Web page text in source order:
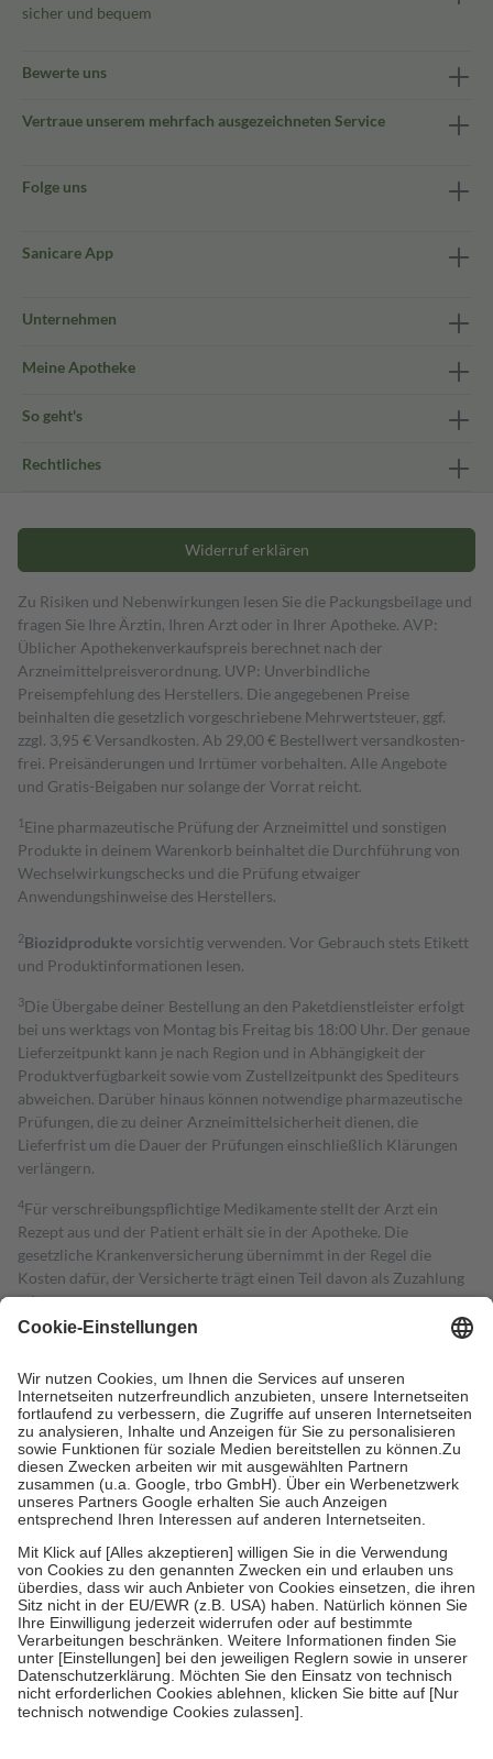
sicher und bequem
Bewerte uns
Vertraue unserem mehrfach ausgezeichneten Service
Folge uns
Sanicare App
Unternehmen
Meine Apotheke
So geht's
Rechtliches
Widerruf erklären
Zu Risiken und Nebenwirkungen lesen Sie die Packungsbeilage und
fragen Sie Ihre Ärztin, Ihren Arzt oder in Ihrer Apotheke. AVP:
Üblicher Apothekenverkaufspreis berechnet nach der
Arzneimittelpreisverordnung. UVP: Unverbindliche
Preisempfehlung des Herstellers. Die angegebenen Preise
beinhalten die gesetzlich vorgeschriebene Mehrwertsteuer, ggf.
zzgl. 3,95 € Versandkosten. Ab 29,00 € Bestell­wert versand­kosten­
frei. Preisänderungen und Irrtümer vorbehalten. Alle Angebote
und Gratis-Beigaben nur solange der Vorrat reicht.
1 Eine pharmazeutische Prüfung der Arzneimittel und sonstigen
Produkte in deinem Warenkorb beinhaltet die Durchführung von
Wechselwirkungschecks und die Prüfung etwaiger
Anwendungshinweise des Herstellers.
2Biozidproduktevorsichtig verwenden. Vor Gebrauch stets Etikett
und Produktinformationen lesen.
3Die Übergabe deiner Bestellung an den Paketdienstleister erfolgt
bei uns werktags von Montag bis Freitag bis 18:00 Uhr. Der genaue
Lieferzeitpunkt kann je nach Region und in Abhängigkeit der
Produktverfügbarkeit sowie vom Zustellzeitpunkt des Spediteurs
abweichen. Darüber hinaus können notwendige pharmazeutische
Prüfungen, die zu deiner Arzneimittelsicherheit dienen, die
Lieferfrist um die Dauer der Prüfungen einschließlich Klärungen
verlängern.
4Für verschreibungspflichtige Medikamente stellt der Arzt ein
Rezept aus und der Patient erhält sie in der Apotheke. Die
gesetzliche Krankenversicherung übernimmt in der Regel die
Kosten dafür, der Versicherte trägt einen Teil davon als Zuzahlung
mit.
Grundsätzlich leisten Mitglieder Zuzahlungen in Höhe von zehn
höchstens zehn Euro.
Es sind jedoch nie mehr als die tatsächlichen
Kosten der Leistung zu entrichten.
Diese Regeln gelten grundsätzlich auch für Online-Apotheken.
Bei Heilmitteln und häuslicher Krankenpflege beträgt die
Zuzahlung zehn Prozent der Kosten sowie zehn Euro je
Verordnung.
Um das Engagement der Versicherten für ihre eigene Gesundheit zu
stärken und die besondere Stellung der Familie zu unterstützen,
fallenkeine Zuzahlungenan bei:
• Kindern und Jugendlichen bis zum vollendeten 18. Lebensjahr
mit Ausnahme der Fahrkosten
• Untersuchungen zur Vorsorge und Früherkennung, die von der
GKV getragen werden
• empfohlenen Schutzimpfungen
• Harn- und Blutteststreifen